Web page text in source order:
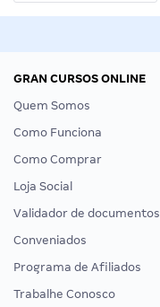
GRAN CURSOS ONLINE
Quem Somos
Como Funciona
Como Comprar
Loja Social
Validador de documentos
Conveniados
Programa de Afiliados
Trabalhe Conosco